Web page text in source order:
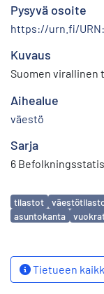
Pysyvä osoite
https://urn.fi/
Kuvaus
Suomen virallinen
Aihealue
väestö
Sarja
6
Avainsanat
tilastot
asuntokanta
Tietueen